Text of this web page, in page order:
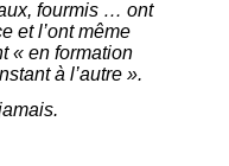
fourmis … ont
et l’ont même
« en formation
à l’autre ».